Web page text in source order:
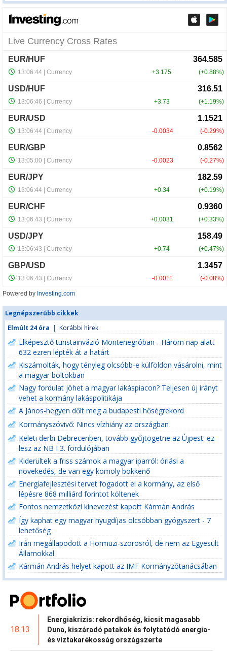
Powered by Investing.com
Legnépszerűbb cikkek
Elmúlt 24 óra | Korábbi hírek
Elképesztő turistainvázió Montenegróban - Három nap alatt
632 ezren lépték át a határt
Kiszámolták, hogy tényleg olcsóbb-e külföldön vásárolni, mint
a magyar boltokban
Nagy fordulat jöhet a magyar lakáspiacon? Teljesen új irányt
vehet a kormány lakáspolitikája
A János-hegyen dőlt meg a budapesti hőségrekord
Kormányszóvivő: Nincs vízhiány az országban
Keleti derbi Debrecenben, tovább gyűjtögetne az Újpest: ez
lesz az NB I 3. fordulójában
Kiderültek a friss számok a magyar iparról: óriási a
növekedés, de van egy komoly bökkenő
Energiafejlesztési tervet fogadott el a kormány, az első
lépésre 868 milliárd forintot költenek
Fontos nemzetközi kinevezést kapott Kármán András
Így kaphat egy magyar nyugdíjas olcsóbban gyógyszert - 7
lehetőség
Irán megállapodott a Hormuzi-szorosról, de nem az Egyesült
Államokkal
Kármán András helyet kapott az IMF Kormányzótanácsában
18:13
Energiakrízis: rekordhőség, kicsit magasabb
Duna, kiszáradó patakok és folytatódó energia-
és víztakarékosság országszerte